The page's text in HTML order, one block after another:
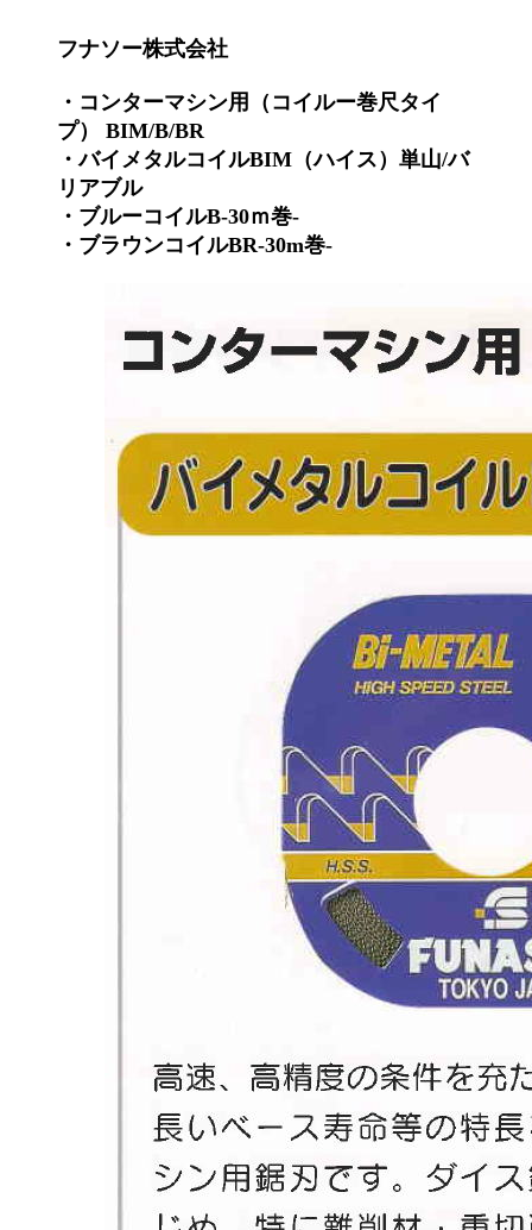
フナソー株式会社
・コンターマシン用（コイルー巻尺タイ
プ） BIM/B/BR
・バイメタルコイルBIM（ハイス）単山/バ
リアブル
・ブルーコイルB-30ｍ巻-
・ブラウンコイルBR-30m巻-